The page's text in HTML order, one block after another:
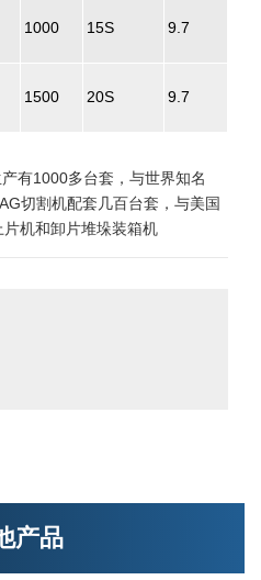
1000 15S 9.7
1500 20S 9.7
有1000多台套，与世界知名
切割机配套几百台套，与美国
机和卸片堆垛装箱机
产品